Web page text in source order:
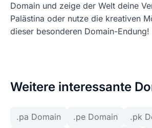
Domain und zeige der Welt deine
Palästina oder nutze die kreativen
dieser besonderen Domain-Endung!
Weitere interessante
.pa Domain .pe Domain
.pk